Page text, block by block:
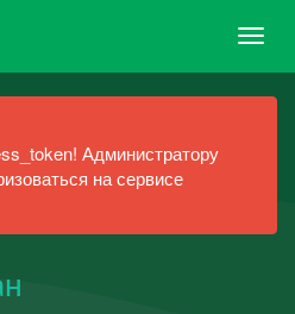
Администратору
на сервисе